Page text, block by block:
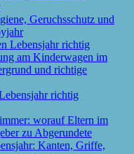
Geruchsschutz und
richtig